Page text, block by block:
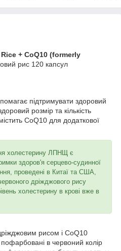
+ CoQ10 (formerly
рис 120 капсул
підтримувати здоровий
розмір та кількість
CoQ10 для додаткової
холестерину ЛПНЩ є
здоров'я серцево-судинної
проведені в Китаї та США,
дріжджового рису
холестерину в крові вже в
рисом і CoQ10
, пофарбовані в червоний колір